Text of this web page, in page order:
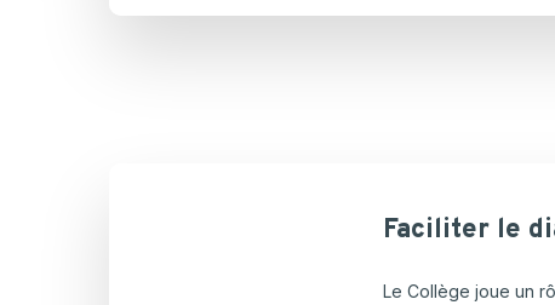
Faciliter le
Le Collège joue un